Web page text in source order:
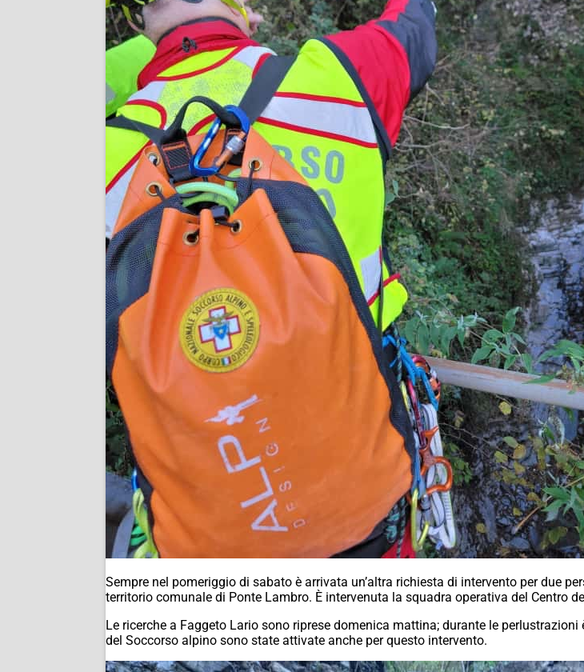
Sempre nel pomeriggio di sabato è arrivata un’altra richiesta di intervento per due
territorio comunale di Ponte Lambro. È intervenuta la squadra operativa del Centro
Le ricerche a Faggeto Lario sono riprese domenica mattina; durante le
del Soccorso alpino sono state attivate anche per questo intervento.